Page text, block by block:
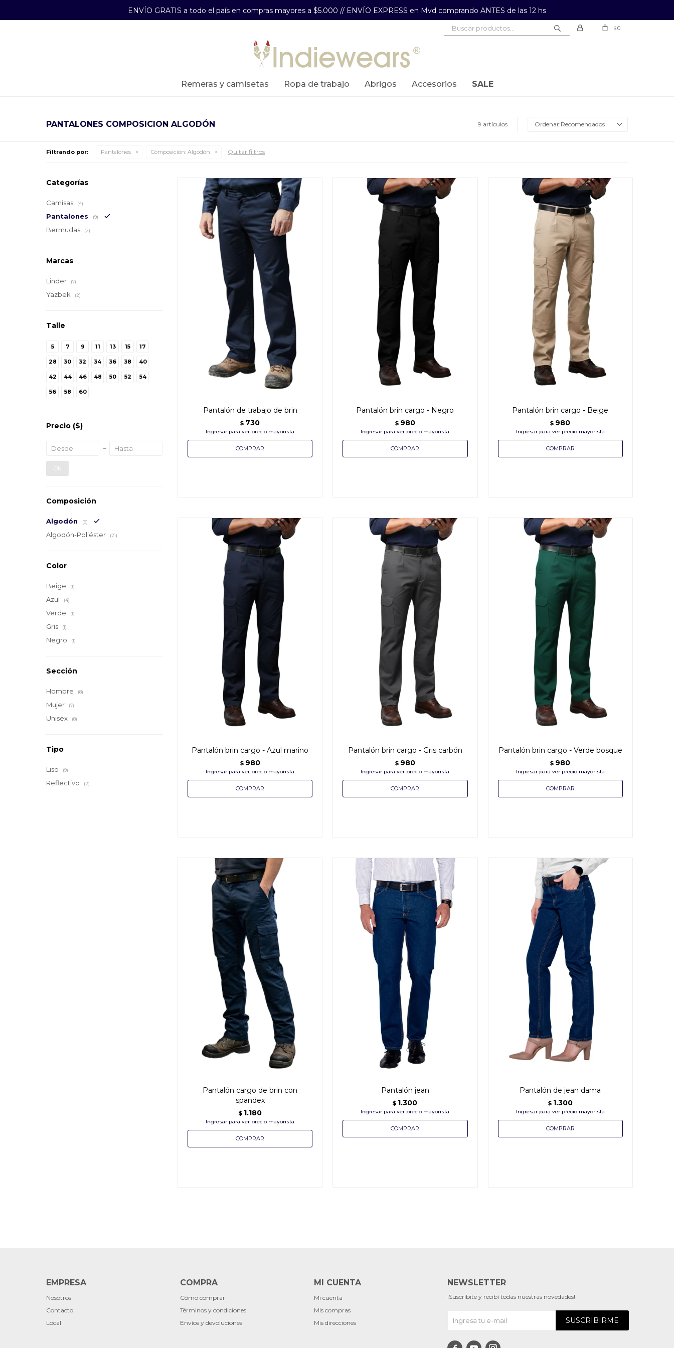
ENVÍO GRATIS a todo el país en compras mayores a $5.000 // ENVÍO EXPRESS en Mvd comprando ANTES de las 12 hs
remeras y camisetas ropa de trabajo abrigos accesorios SALE
$0
PANTALONES COMPOSICION ALGODÓN 9 artículos Recomendados
Filtrando por: Pantalones Composición: Algodón Quitar filtros
Pantalón de trabajo de brin
$ 730
Pantalón brin cargo - Negro
$ 980
Pantalón brin cargo - Beige
$ 980
Pantalón brin cargo - Azul marino
$ 980
Pantalón brin cargo - Gris carbón
$ 980
Pantalón brin cargo - Verde bosque
$ 980
Pantalón cargo de brin con
spandex
$ 1.180
Pantalón jean
$ 1.300
Pantalón de jean dama
$ 1.300
Categorías
Camisas (4)
Pantalones (9)
Bermudas (2)
Marcas
Linder (7)
Yazbek (2)
Talle
5 7 9 11 13 15 17
28 30 32 34 36 38 40
42 44 46 48 50 52 54
56 58 60
Precio ($)
OK
Composición
Algodón (9)
Algodón-Poliéster (21)
Color
Beige (1)
Azul (4)
Verde (1)
Gris (1)
Negro (1)
Sección
Hombre (8)
Mujer (7)
Unisex (8)
Tipo
Liso (9)
Reflectivo (2)
EMPRESA
Nosotros
Contacto
Local
COMPRA
Cómo comprar
Términos y condiciones
Envíos y devoluciones
MI CUENTA
Mi cuenta
Mis compras
Mis direcciones
NEWSLETTER
¡Suscribite y recibí todas nuestras novedades!
SUSCRIBIRME